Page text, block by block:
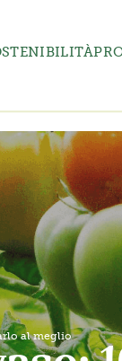
al meglio